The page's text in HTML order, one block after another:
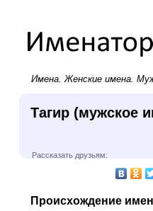
Имена.Женские имена.
Тагир (мужское
Рассказать друзьям:
Происхождение